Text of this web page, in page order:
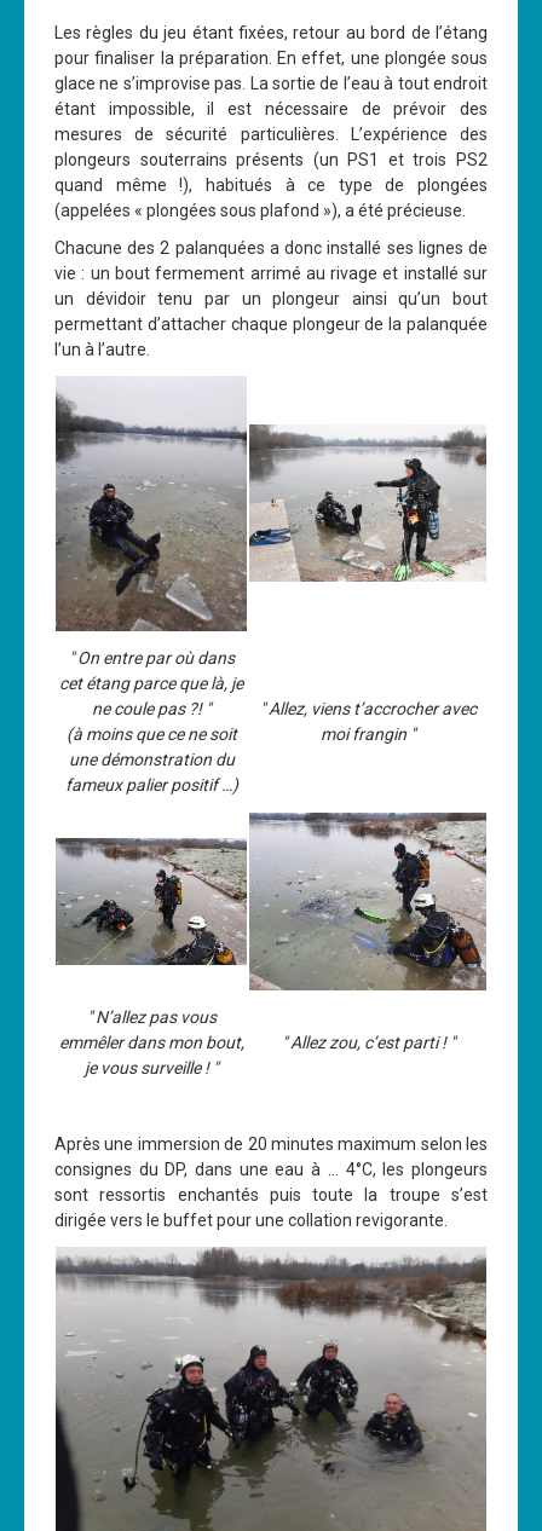
Les règles du jeu étant fixées, retour au bord de l’étang
pour finaliser la préparation. En effet, une plongée sous
glace ne s’improvise pas. La sortie de l’eau à tout endroit
étant impossible, il est nécessaire de prévoir des
mesures de sécurité particulières. L’expérience des
plongeurs souterrains présents (un PS1 et trois PS2
quand même !), habitués à ce type de plongées
(appelées « plongées sous plafond »), a été précieuse.
Chacune des 2 palanquées a donc installé ses lignes de
vie : un bout fermement arrimé au rivage et installé sur
un dévidoir tenu par un plongeur ainsi qu’un bout
permettant d’attacher chaque plongeur de la palanquée
l’un à l’autre.
" On entre par où dans
cet étang parce que là, je
ne coule pas ?! "
(à moins que ce ne soit
une démonstration du
fameux palier positif …)
" Allez, viens t’accrocher avec
moi frangin "
" N’allez pas vous
emmêler dans mon bout,
je vous surveille ! "
" Allez zou, c’est parti ! "
Après une immersion de 20 minutes maximum selon les
consignes du DP, dans une eau à … 4°C, les plongeurs
sont ressortis enchantés puis toute la troupe s’est
dirigée vers le buffet pour une collation revigorante.